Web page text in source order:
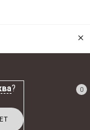
×
? 0